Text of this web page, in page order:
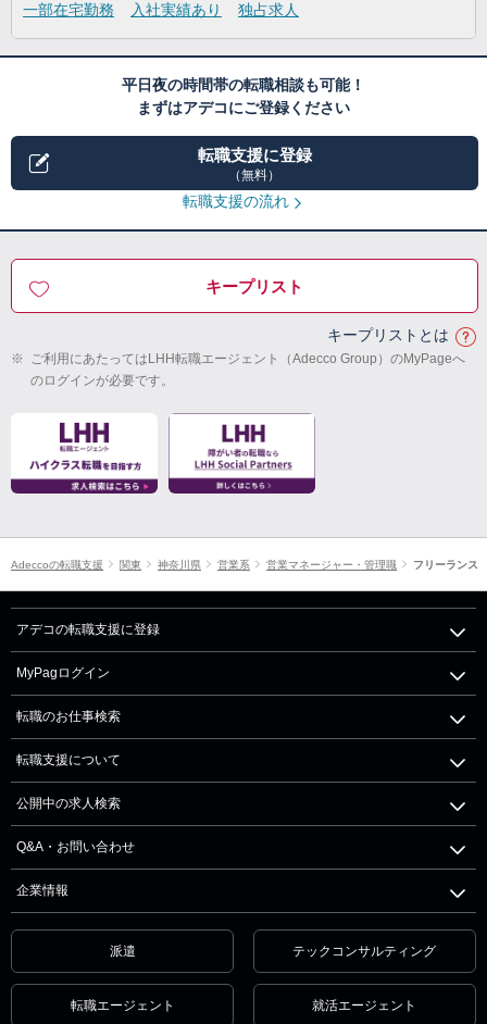
一部在宅勤務
入社実績あり 独占求人
平日夜の時間帯の転職相談も可能！
まずはアデコにご登録ください
転職支援に登録
（無料）
転職支援の流れ
キープリスト
キープリストとは
※ ご利用にあたってはLHH転職エージェント（Adecco Group）のMyPageへ
のログインが必要です。
Adeccoの転職支援 関東 神奈川県 営業系 営業マネージャー・管理職 フリーランス
アデコの転職支援に登録
MyPagログイン
転職のお仕事検索
転職支援について
公開中の求人検索
Q&A・お問い合わせ
企業情報
派遣 テックコンサルティング
転職エージェント 就活エージェント